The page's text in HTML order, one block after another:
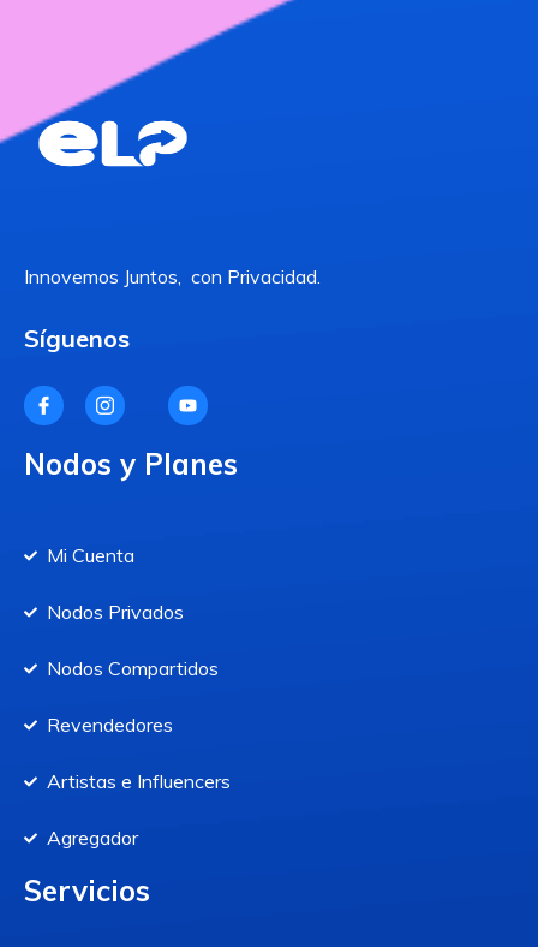
Innovemos Juntos, con Privacidad.
Síguenos
Nodos y Planes
Mi Cuenta
Nodos Privados
Nodos Compartidos
Revendedores
Artistas e Influencers
Agregador
Servicios